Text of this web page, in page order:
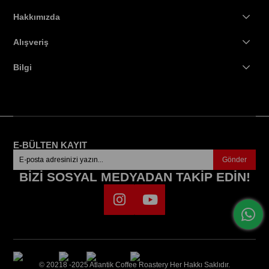
Hakkımızda
Alışveriş
Bilgi
E-BÜLTEN KAYIT
Gönder
BİZİ SOSYAL MEDYADAN TAKİP EDİN!
© 20218 -2025 Atlantik Coffee Roastery Her Hakkı Saklıdır.